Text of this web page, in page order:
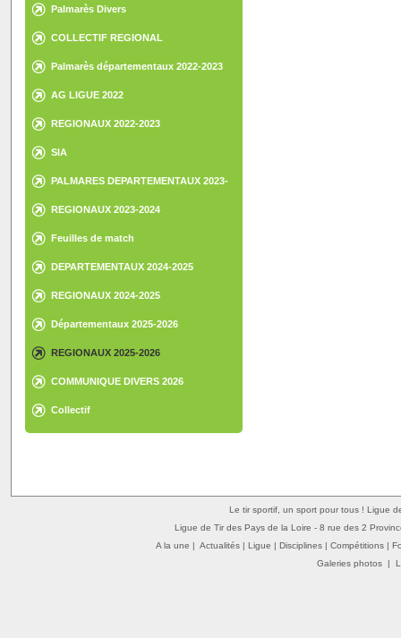
Palmarès Divers
COLLECTIF REGIONAL
Palmarès départementaux 2022-2023
AG LIGUE 2022
REGIONAUX 2022-2023
SIA
PALMARES DEPARTEMENTAUX 2023-
REGIONAUX 2023-2024
Feuilles de match
DEPARTEMENTAUX 2024-2025
REGIONAUX 2024-2025
Départementaux 2025-2026
REGIONAUX 2025-2026
COMMUNIQUE DIVERS 2026
Collectif
Le tir sportif, un sport pour tous ! Ligue
Ligue de Tir des Pays de la Loire - 8 rue des 2
A la une | Actualités | Ligue | Disciplines | Compétitions |
Galeries photos|